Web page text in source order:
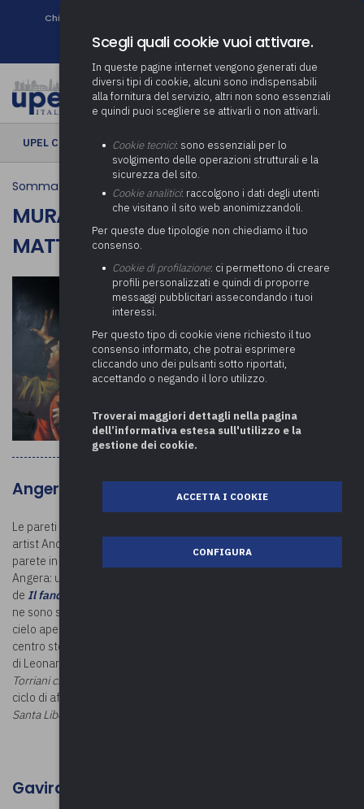
Chi siamo
Newsletter
UPEL CULTURA › Murales di Andrea "Ravo" Mattoni
Somma Lombardo
MURALES DI ANDREA "RAVO"
MATTONI
Angera
Le pareti esterne di Angera ospitano diverse opere dello street
artist Andrea Ravo Mattoni. La prima risale al 2016 quando, su una
parete in via Mario Greppi, l’artista ha rappresentato il Fanciullo di
Angera: una riproduzione con colori spray (oltre 180 bombolette)
de Il fanciullo con canestro di frutta
ne sono seguite altre sei, con la realizzazione di una pinacoteca a
cielo aperto. Le nuove riproduzioni, sempre collocate sui muri del
centro storico, rappresentano: -
di Leonardo da Vinci -
Torriani che implora la pietà del vescovo Ottone Visconti
ciclo di affreschi della Sala di Giustizia della Rocca di Angera -
Santa Liberata
Gavirate
Scegli quali cookie vuoi attivare.
In queste pagine internet vengono generati due
diversi tipi di cookie, alcuni sono indispensabili
alla fornitura del servizio, altri non sono essenziali
e quindi puoi scegliere se attivarli o non attivarli.
Cookie tecnici: sono essenziali per lo
svolgimento delle operazioni strutturali e la
sicurezza del sito.
Cookie analitici: raccolgono i dati degli utenti
che visitano il sito web anonimizzandoli.
Per queste due tipologie non chiediamo il tuo
consenso.
Cookie di profilazione: ci permettono di creare
profili personalizzati e quindi di proporre
messaggi pubblicitari assecondando i tuoi
interessi.
Per questo tipo di cookie viene richiesto il tuo
consenso informato, che potrai esprimere
cliccando uno dei pulsanti sotto riportati,
accettando o negando il loro utilizzo.
Troverai maggiori dettagli nella pagina
dell’informativa estesa sull'utilizzo e la
gestione dei cookie.
ACCETTA I COOKIE
CONFIGURA